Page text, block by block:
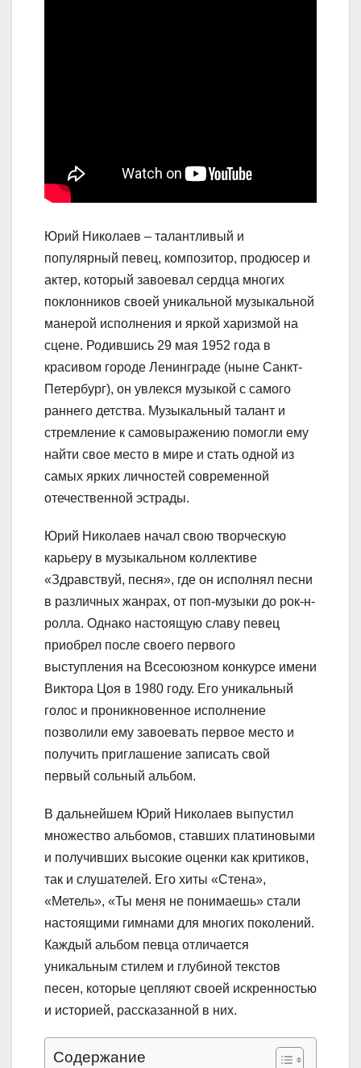
Юрий Николаев – талантливый и
популярный певец, композитор, продюсер и
актер, который завоевал сердца многих
поклонников своей уникальной музыкальной
манерой исполнения и яркой харизмой на
сцене. Родившись 29 мая 1952 года в
красивом городе Ленинграде (ныне Санкт-
Петербург), он увлекся музыкой с самого
раннего детства. Музыкальный талант и
стремление к самовыражению помогли ему
найти свое место в мире и стать одной из
самых ярких личностей современной
отечественной эстрады.
Юрий Николаев начал свою творческую
карьеру в музыкальном коллективе
«Здравствуй, песня», где он исполнял песни
в различных жанрах, от поп-музыки до рок-н-
ролла. Однако настоящую славу певец
приобрел после своего первого
выступления на Всесоюзном конкурсе имени
Виктора Цоя в 1980 году. Его уникальный
голос и проникновенное исполнение
позволили ему завоевать первое место и
получить приглашение записать свой
первый сольный альбом.
В дальнейшем Юрий Николаев выпустил
множество альбомов, ставших платиновыми
и получивших высокие оценки как критиков,
так и слушателей. Его хиты «Стена»,
«Метель», «Ты меня не понимаешь» стали
настоящими гимнами для многих поколений.
Каждый альбом певца отличается
уникальным стилем и глубиной текстов
песен, которые цепляют своей искренностью
и историей, рассказанной в них.
Содержание